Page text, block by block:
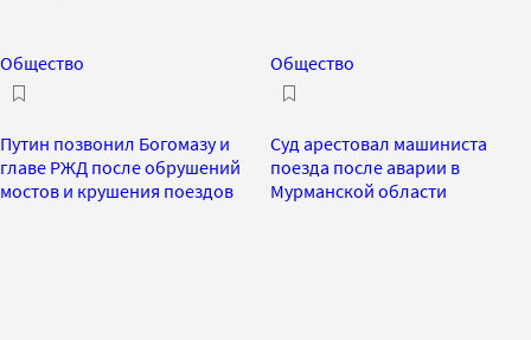
Общество
Путин позвонил Богомазу и
главе РЖД после обрушений
мостов и крушения поездов
Общество
Суд арестовал машиниста
поезда после аварии в
Мурманской области